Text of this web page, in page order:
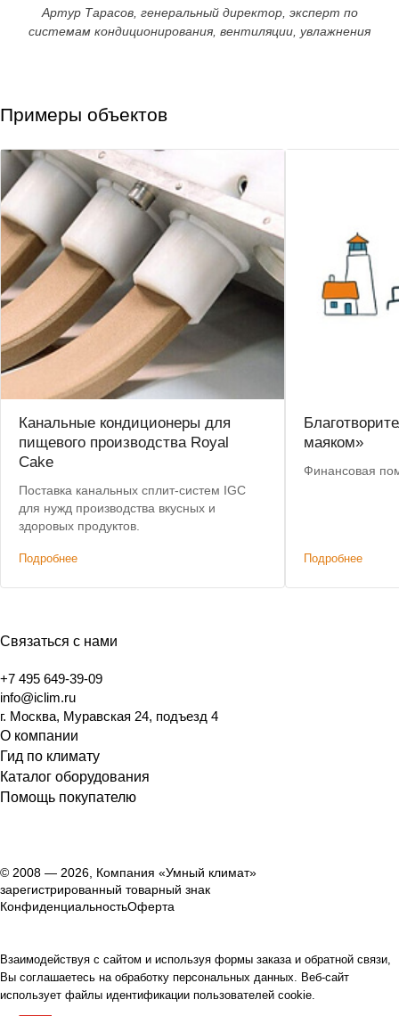
Артур Тарасов, генеральный директор, эксперт по
системам кондиционирования, вентиляции, увлажнения
Примеры объектов
Канальные кондиционеры для
пищевого производства Royal
Cake
Поставка канальных сплит-систем IGC
для нужд производства вкусных и
здоровых продуктов.
Подробнее
маяком»
Финансовая
Подробнее
Связаться с нами
+7 495 649-39-09
info@iclim.ru
г. Москва, Муравская 24, подъезд 4
О компании
Гид по климату
Каталог оборудования
Помощь покупателю
© 2008 — 2026, Компания «Умный климат»
зарегистрированный товарный знак
КонфиденциальностьОферта
Взаимодействуя с сайтом и используя формы заказа и обратной связи,
Вы соглашаетесь на обработку персональных данных. Веб-сайт
использует файлы идентификации пользователей cookie.